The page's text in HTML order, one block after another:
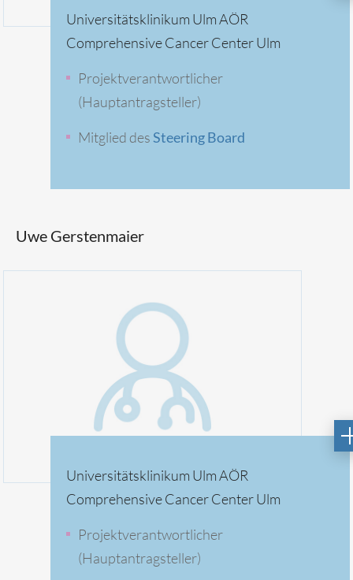
Universitätsklinikum Ulm AÖR
Comprehensive Cancer Center Ulm
Projektverantwortlicher
(Hauptantragsteller)
Mitglied desSteering Board
Uwe Gerstenmaier
Universitätsklinikum Ulm AÖR
Comprehensive Cancer Center Ulm
Projektverantwortlicher
(Hauptantragsteller)